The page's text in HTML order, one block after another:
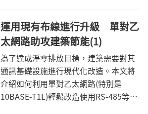
問題。
運用現有布線進行升級 單對乙
太網路助攻建築節能(1)
為了達成淨零排放目標，建築需要對其
通訊基礎設施進行現代化改造。本文將
介紹如何利用單對乙太網路(特別是
10BASE-T1L)輕鬆改造使用RS-485等傳